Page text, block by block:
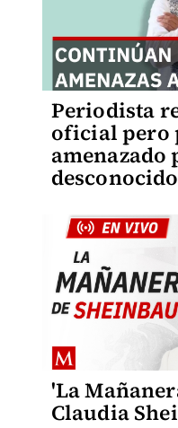
Periodista
oficial pero
amenazado
'La
Claudia